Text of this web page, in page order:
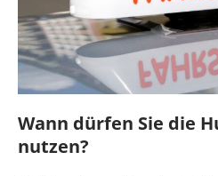
Wann dürfen Sie die
nutzen?